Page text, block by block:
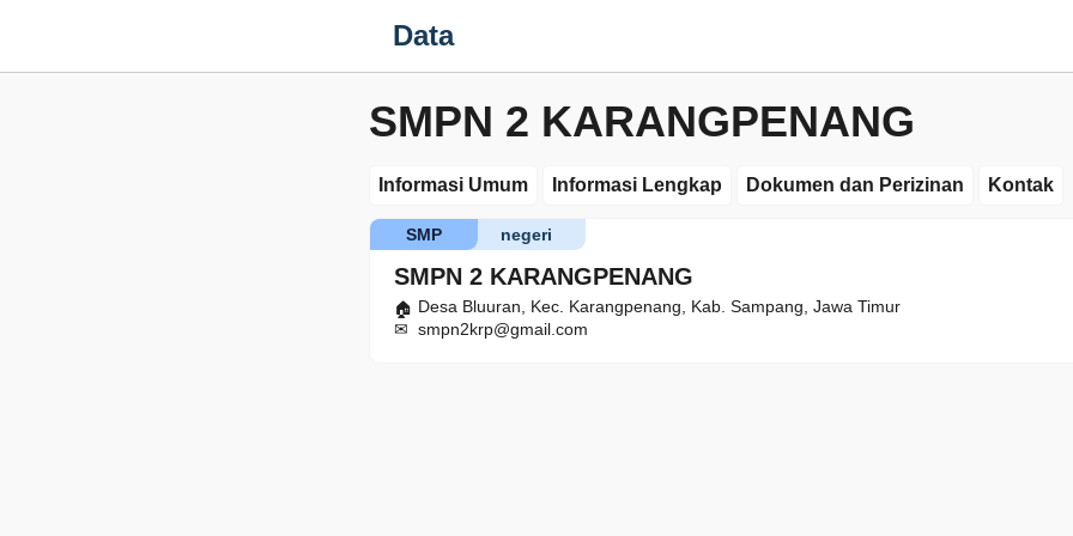
Data
SMPN 2 KARANGPENANG
Informasi Umum Informasi Lengkap Dokumen dan Perizinan Kontak
SMPN 2 KARANGPENANG
negeri
SMP
Desa Bluuran, Kec. Karangpenang, Kab. Sampang, Jawa Timur
smpn2krp@gmail.com